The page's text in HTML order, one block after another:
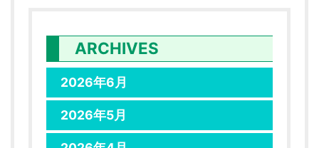
ARCHIVES
2026年6月
2026年5月